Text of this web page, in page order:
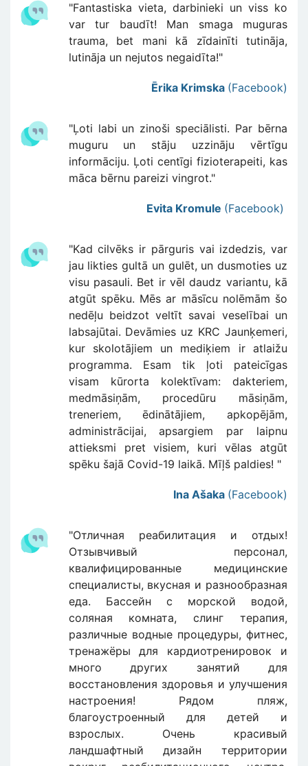
"Fantastiska vieta, darbinieki un viss ko
var tur baudīt! Man smaga muguras
trauma, bet mani kā zīdainīti tutināja,
lutināja un nejutos negaidīta!"
Ērika Krimska (Facebook)
"Ļoti labi un zinoši speciālisti. Par bērna
muguru un stāju uzzināju vērtīgu
informāciju. Ļoti centīgi fizioterapeiti, kas
māca bērnu pareizi vingrot."
Evita Kromule (Facebook)
"Kad cilvēks ir pārguris vai izdedzis, var
jau likties gultā un gulēt, un dusmoties uz
visu pasauli. Bet ir vēl daudz variantu, kā
atgūt spēku. Mēs ar māsīcu nolēmām šo
nedēļu beidzot veltīt savai veselībai un
labsajūtai. Devāmies uz KRC Jaunķemeri,
kur skolotājiem un mediķiem ir atlaižu
programma. Esam tik ļoti pateicīgas
visam kūrorta kolektīvam: dakteriem,
medmāsiņām, procedūru māsiņām,
treneriem, ēdinātājiem, apkopējām,
administrācijai, apsargiem par laipnu
attieksmi pret visiem, kuri vēlas atgūt
spēku šajā Covid-19 laikā. Mīļš paldies! "
Ina Ašaka (Facebook)
"Отличная реабилитация и отдых!
Отзывчивый персонал,
квалифицированные медицинские
специалисты, вкусная и разнообразная
еда. Бассейн с морской водой,
соляная комната, слинг терапия,
различные водные процедуры, фитнес,
тренажёры для кардиотренировок и
много других занятий для
восстановления здоровья и улучшения
настроения! Рядом пляж,
благоустроенный для детей и
взрослых. Очень красивый
ландшафтный дизайн территории